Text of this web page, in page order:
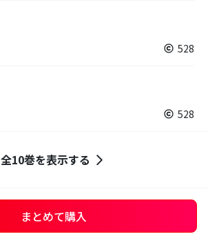
528
528
全10巻を表示する
まとめて購入